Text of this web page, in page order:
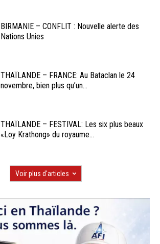
BIRMANIE – CONFLIT : Nouvelle alerte des
Nations Unies
THAÏLANDE – FRANCE: Au Bataclan le 24
novembre, bien plus qu’un...
THAÏLANDE – FESTIVAL: Les six plus beaux
«Loy Krathong» du royaume...
Voir plus d'articles